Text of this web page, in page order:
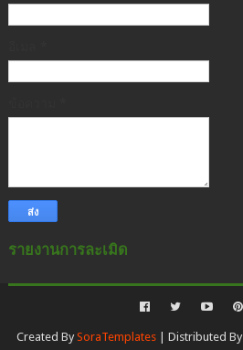
รายงานการละเมิด
Created By SoraTemplates| Distributed By